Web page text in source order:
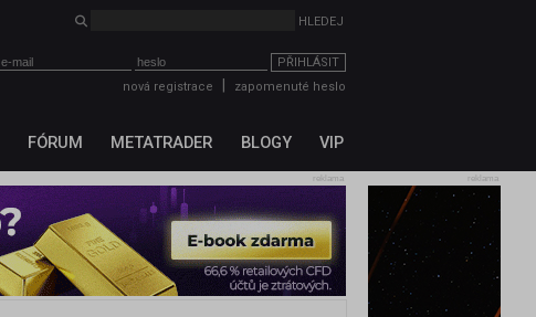
PŘIHLÁSIT
nová registrace
zapomenuté heslo
FÓRUM METATRADER BLOGY VIP
reklama
reklama